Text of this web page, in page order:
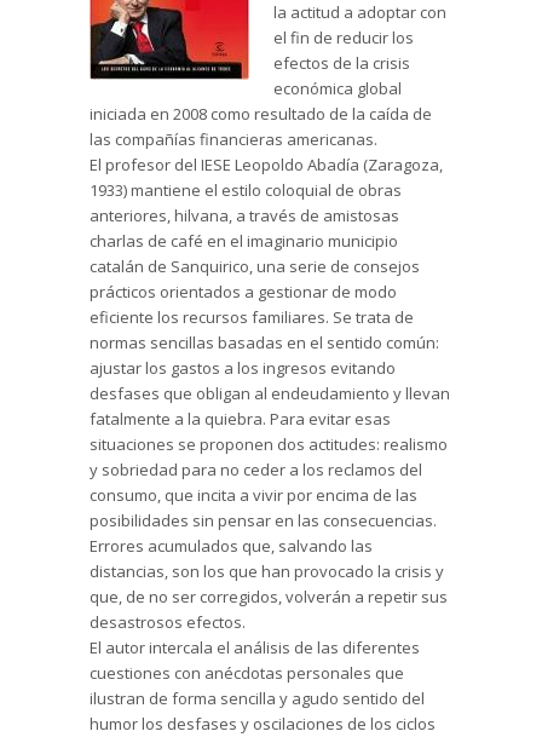
la actitud a adoptar con
el fin de reducir los
efectos de la crisis
económica global
iniciada en 2008 como resultado de la caída de
las compañías financieras americanas.
El profesor del IESE Leopoldo Abadía (Zaragoza,
1933) mantiene el estilo coloquial de obras
anteriores, hilvana, a través de amistosas
charlas de café en el imaginario municipio
catalán de Sanquirico, una serie de consejos
prácticos orientados a gestionar de modo
eficiente los recursos familiares. Se trata de
normas sencillas basadas en el sentido común:
ajustar los gastos a los ingresos evitando
desfases que obligan al endeudamiento y llevan
fatalmente a la quiebra. Para evitar esas
situaciones se proponen dos actitudes: realismo
y sobriedad para no ceder a los reclamos del
consumo, que incita a vivir por encima de las
posibilidades sin pensar en las consecuencias.
Errores acumulados que, salvando las
distancias, son los que han provocado la crisis y
que, de no ser corregidos, volverán a repetir sus
desastrosos efectos.
El autor intercala el análisis de las diferentes
cuestiones con anécdotas personales que
ilustran de forma sencilla y agudo sentido del
humor los desfases y oscilaciones de los ciclos